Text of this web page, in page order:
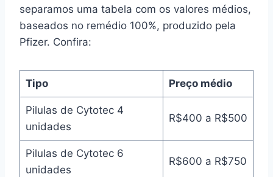
separamos uma tabela com os valores médios,
baseados no remédio 100%, produzido pela
Pfizer. Confira:
Tipo Preço médio
Pilulas de Cytotec 4
unidades
R$400 a R$500
Pilulas de Cytotec 6
unidades
R$600 a R$750